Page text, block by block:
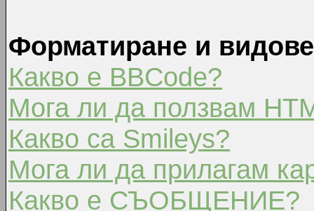
Форматиране и
Какво е BBCode?
Мога ли да ползвам
Какво са Smileys?
Мога ли да прилагам
Какво е СЪОБЩЕНИЕ?